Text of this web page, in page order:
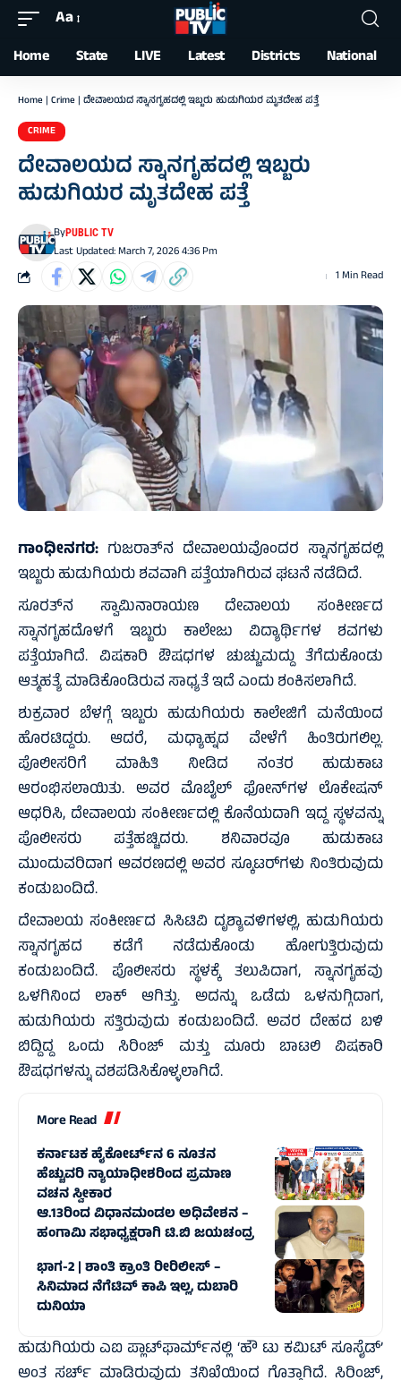
Font
Resizer
Aa
Home State LIVE Latest Districts National
Home | Crime | ದೇವಾಲಯದ ಸ್ನಾನಗೃಹದಲ್ಲಿ ಇಬ್ಬರು ಹುಡುಗಿಯರ ಮೃತದೇಹ ಪತ್ತೆ
CRIME
ದೇವಾಲಯದ ಸ್ನಾನಗೃಹದಲ್ಲಿ ಇಬ್ಬರು
ಹುಡುಗಿಯರ ಮೃತದೇಹ ಪತ್ತೆ
Last Updated: March 7, 2026 4:36 Pm
ByPUBLIC TV
1 Min Read
ಗಾಂಧೀನಗರ: ಗುಜರಾತ್‌ನ ದೇವಾಲಯವೊಂದರ ಸ್ನಾನಗೃಹದಲ್ಲಿ
ಇಬ್ಬರು ಹುಡುಗಿಯರು ಶವವಾಗಿ ಪತ್ತೆಯಾಗಿರುವ ಘಟನೆ ನಡೆದಿದೆ.
ಸೂರತ್‌ನ ಸ್ವಾಮಿನಾರಾಯಣ ದೇವಾಲಯ ಸಂಕೀರ್ಣದ
ಸ್ನಾನಗೃಹದೊಳಗೆ ಇಬ್ಬರು ಕಾಲೇಜು ವಿದ್ಯಾರ್ಥಿಗಳ ಶವಗಳು
ಪತ್ತೆಯಾಗಿದೆ. ವಿಷಕಾರಿ ಔಷಧಗಳ ಚುಚ್ಚುಮದ್ದು ತೆಗೆದುಕೊಂಡು
ಆತ್ಮಹತ್ಯೆ ಮಾಡಿಕೊಂಡಿರುವ ಸಾಧ್ಯತೆ ಇದೆ ಎಂದು ಶಂಕಿಸಲಾಗಿದೆ.
ಶುಕ್ರವಾರ ಬೆಳಗ್ಗೆ ಇಬ್ಬರು ಹುಡುಗಿಯರು ಕಾಲೇಜಿಗೆ ಮನೆಯಿಂದ
ಹೊರಟಿದ್ದರು. ಆದರೆ, ಮಧ್ಯಾಹ್ನದ ವೇಳೆಗೆ ಹಿಂತಿರುಗಲಿಲ್ಲ.
ಪೊಲೀಸರಿಗೆ ಮಾಹಿತಿ ನೀಡಿದ ನಂತರ ಹುಡುಕಾಟ
ಆರಂಭಿಸಲಾಯಿತು. ಅವರ ಮೊಬೈಲ್ ಫೋನ್‌ಗಳ ಲೊಕೇಷನ್‌
ಆಧರಿಸಿ, ದೇವಾಲಯ ಸಂಕೀರ್ಣದಲ್ಲಿ ಕೊನೆಯದಾಗಿ ಇದ್ದ ಸ್ಥಳವನ್ನು
ಪೊಲೀಸರು ಪತ್ತೆಹಚ್ಚಿದರು. ಶನಿವಾರವೂ ಹುಡುಕಾಟ
ಮುಂದುವರಿದಾಗ ಆವರಣದಲ್ಲಿ ಅವರ ಸ್ಕೂಟರ್‌ಗಳು ನಿಂತಿರುವುದು
ಕಂಡುಬಂದಿದೆ.
ದೇವಾಲಯ ಸಂಕೀರ್ಣದ ಸಿಸಿಟಿವಿ ದೃಶ್ಯಾವಳಿಗಳಲ್ಲಿ, ಹುಡುಗಿಯರು
ಸ್ನಾನಗೃಹದ ಕಡೆಗೆ ನಡೆದುಕೊಂಡು ಹೋಗುತ್ತಿರುವುದು
ಕಂಡುಬಂದಿದೆ. ಪೊಲೀಸರು ಸ್ಥಳಕ್ಕೆ ತಲುಪಿದಾಗ, ಸ್ನಾನಗೃಹವು
ಒಳಗಿನಿಂದ ಲಾಕ್ ಆಗಿತ್ತು. ಅದನ್ನು ಒಡೆದು ಒಳನುಗ್ಗಿದಾಗ,
ಹುಡುಗಿಯರು ಸತ್ತಿರುವುದು ಕಂಡುಬಂದಿದೆ. ಅವರ ದೇಹದ ಬಳಿ
ಬಿದ್ದಿದ್ದ ಒಂದು ಸಿರಿಂಜ್ ಮತ್ತು ಮೂರು ಬಾಟಲಿ ವಿಷಕಾರಿ
ಔಷಧಗಳನ್ನು ವಶಪಡಿಸಿಕೊಳ್ಳಲಾಗಿದೆ.
More Read
ಕರ್ನಾಟಕ ಹೈಕೋರ್ಟ್‌ನ 6 ನೂತನ
ಹೆಚ್ಚುವರಿ ನ್ಯಾಯಾಧೀಶರಿಂದ ಪ್ರಮಾಣ
ವಚನ ಸ್ವೀಕಾರ
ಆ.13ರಿಂದ ವಿಧಾನಮಂಡಲ ಅಧಿವೇಶನ –
ಹಂಗಾಮಿ ಸಭಾಧ್ಯಕ್ಷರಾಗಿ ಟಿ.ಬಿ ಜಯಚಂದ್ರ
ಭಾಗ-2 | ಶಾಂತಿ ಕ್ರಾಂತಿ ರೀರಿಲೀಸ್ –
ಸಿನಿಮಾದ ನೆಗೆಟಿವ್‌ ಕಾಪಿ ಇಲ್ಲ, ದುಬಾರಿ
ದುನಿಯಾ
ಹುಡುಗಿಯರು ಎಐ ಪ್ಲಾಟ್‌ಫಾರ್ಮ್‌ನಲ್ಲಿ ‘ಹೌ ಟು ಕಮಿಟ್ ಸೂಸೈಡ್’
ಅಂತ ಸರ್ಚ್‌ ಮಾಡಿರುವುದು ತನಿಖೆಯಿಂದ ಗೊತ್ತಾಗಿದೆ. ಸಿರಿಂಜ್,